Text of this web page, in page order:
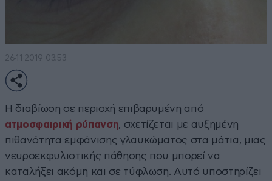
26·11·2019 03:53
Η διαβίωση σε περιοχή επιβαρυμένη από
ατμοσφαιρική ρύπανση, σχετίζεται με αυξημένη
πιθανότητα εμφάνισης γλαυκώματος στα μάτια, μιας
νευροεκφυλιστικής πάθησης που μπορεί να
καταλήξει ακόμη και σε τύφλωση. Αυτό υποστηρίζει